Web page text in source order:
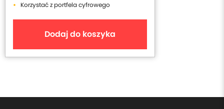
Korzystać z portfela cyfrowego
Dodaj do koszyka